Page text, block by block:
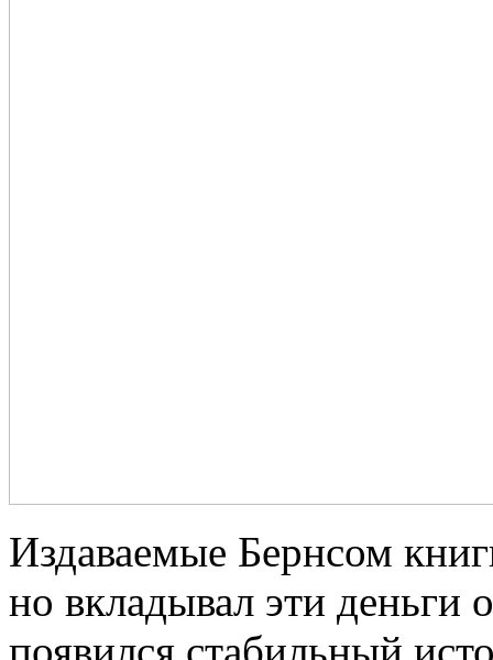
Издаваемые Бернсом
но вкладывал эти деньги
появился стабильный